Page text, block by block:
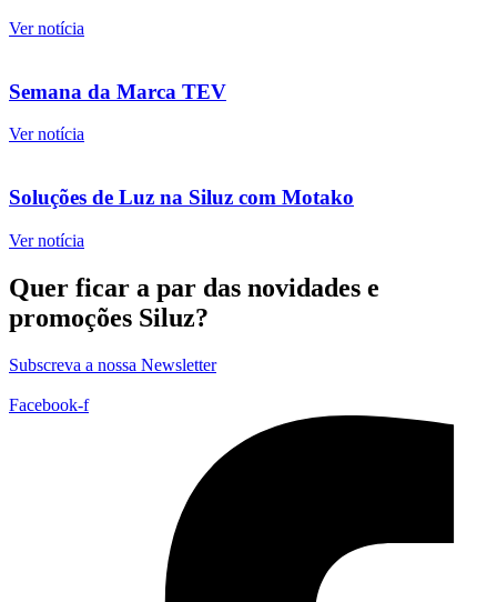
Ver notícia
Semana da Marca TEV
Ver notícia
Soluções de Luz na Siluz com Motako
Ver notícia
Quer ficar a par das novidades e
promoções Siluz?
Subscreva a nossa Newsletter
Facebook-f